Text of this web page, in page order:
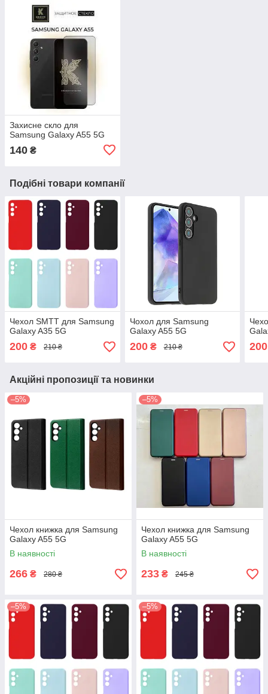
Захисне скло для
Samsung Galaxy A55 5G
140 ₴
Подібні товари компанії
Чехол SMTT для Samsung
Galaxy A35 5G
200 ₴ 210 ₴
Чохол для Samsung
Galaxy A55 5G
200₴ 210 ₴ 200
Акційні пропозиції та новинки
–5%
Чехол книжка для Samsung
Galaxy A55 5G
В наявності
266 ₴ 280 ₴
–5%
Чехол книжка для Samsung
Galaxy A55 5G
В наявності
233 ₴ 245 ₴
–5% –5%